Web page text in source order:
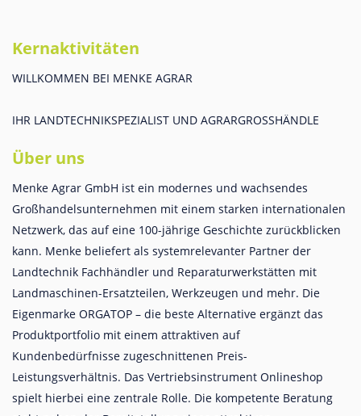
Kernaktivitäten
WILLKOMMEN BEI MENKE AGRAR
IHR LANDTECHNIKSPEZIALIST UND AGRARGROSSHÄNDLE
Über uns
Menke Agrar GmbH ist ein modernes und wachsendes
Großhandelsunternehmen mit einem starken internationalen
Netzwerk, das auf eine 100-jährige Geschichte zurückblicken
kann. Menke beliefert als systemrelevanter Partner der
Landtechnik Fachhändler und Reparaturwerkstätten mit
Landmaschinen-Ersatzteilen, Werkzeugen und mehr. Die
Eigenmarke ORGATOP – die beste Alternative ergänzt das
Produktportfolio mit einem attraktiven auf
Kundenbedürfnisse zugeschnittenen Preis-
Leistungsverhältnis. Das Vertriebsinstrument Onlineshop
spielt hierbei eine zentrale Rolle. Die kompetente Beratung